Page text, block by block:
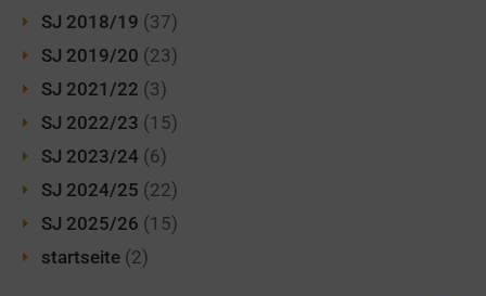
SJ 2018/19 (37)
SJ 2019/20 (23)
SJ 2021/22 (3)
SJ 2022/23 (15)
SJ 2023/24 (6)
SJ 2024/25 (22)
SJ 2025/26 (15)
startseite (2)